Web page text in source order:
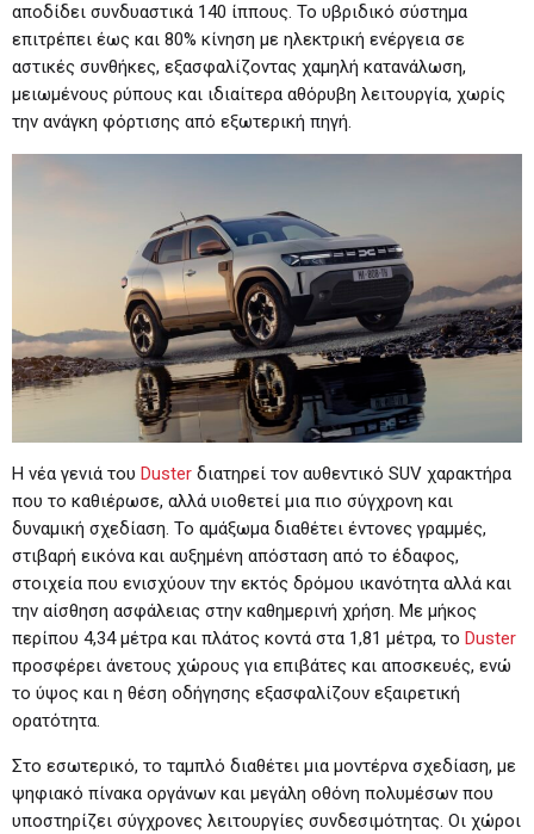
αποδίδει συνδυαστικά 140 ίππους. Το υβριδικό σύστημα
επιτρέπει έως και 80% κίνηση με ηλεκτρική ενέργεια σε
αστικές συνθήκες, εξασφαλίζοντας χαμηλή κατανάλωση,
μειωμένους ρύπους και ιδιαίτερα αθόρυβη λειτουργία, χωρίς
την ανάγκη φόρτισης από εξωτερική πηγή.
Η νέα γενιά του Duster διατηρεί τον αυθεντικό SUV χαρακτήρα
που το καθιέρωσε, αλλά υιοθετεί μια πιο σύγχρονη και
δυναμική σχεδίαση. Το αμάξωμα διαθέτει έντονες γραμμές,
στιβαρή εικόνα και αυξημένη απόσταση από το έδαφος,
στοιχεία που ενισχύουν την εκτός δρόμου ικανότητα αλλά και
την αίσθηση ασφάλειας στην καθημερινή χρήση. Με μήκος
περίπου 4,34 μέτρα και πλάτος κοντά στα 1,81 μέτρα, το Duster
προσφέρει άνετους χώρους για επιβάτες και αποσκευές, ενώ
το ύψος και η θέση οδήγησης εξασφαλίζουν εξαιρετική
ορατότητα.
Στο εσωτερικό, το ταμπλό διαθέτει μια μοντέρνα σχεδίαση, με
ψηφιακό πίνακα οργάνων και μεγάλη οθόνη πολυμέσων που
υποστηρίζει σύγχρονες λειτουργίες συνδεσιμότητας. Οι χώροι